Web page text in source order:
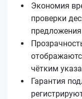
Экономия
проверки
чётким
Гарантия